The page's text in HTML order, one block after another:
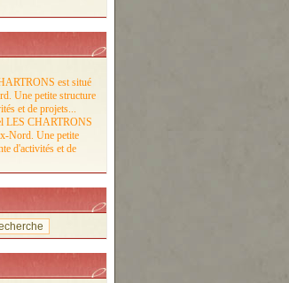
LES CHARTRONS
Nord. Une petite
d'activités et de